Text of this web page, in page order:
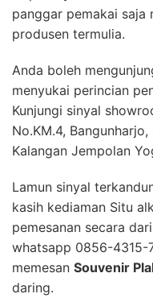
panggar pemakai saja
produsen termulia.
Anda boleh
menyukai perincian
Kunjungi sinyal
No.KM.4,
Kalangan Jempolan
Lamun sinyal
kasih kediaman Situ
pemesanan secara
whatsapp 0856-4315-
memesan Souvenir
daring.